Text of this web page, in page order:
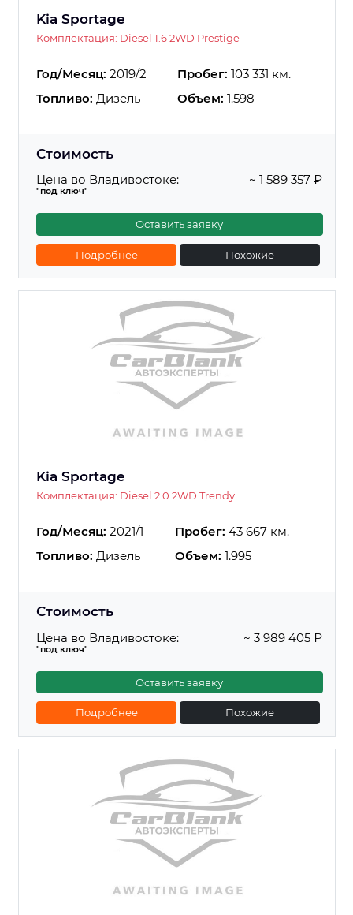
Kia Sportage
Комплектация: Diesel 1.6 2WD Prestige
Год/Месяц: 2019/2 Пробег: 103 331 км.
Топливо: Дизель Объем: 1.598
Стоимость
Цена во Владивостоке:
"под ключ"
~ 1 589 357 ₽
Оставить заявку
Подробнее Похожие
Kia Sportage
Комплектация: Diesel 2.0 2WD Trendy
Год/Месяц: 2021/1 Пробег: 43 667 км.
Топливо: Дизель Объем: 1.995
Стоимость
Цена во Владивостоке:
"под ключ"
~ 3 989 405 ₽
Оставить заявку
Подробнее Похожие